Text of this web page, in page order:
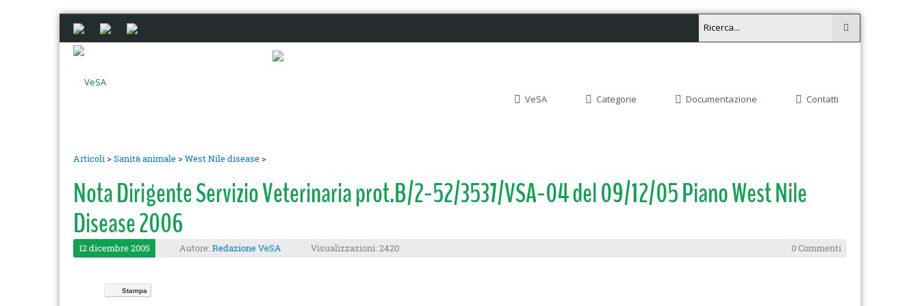
VeSA Categorie Documentazione Contatti
Articoli>Sanità animale>West Nile disease>
Nota Dirigente Servizio Veterinaria prot.B/2-52/3537/VSA-04 del 09/12/05 Piano West Nile
Disease 2006
12 dicembre 2005 Autore: Redazione VeSA Visualizzazioni: 2420 0 Commenti
Stampa